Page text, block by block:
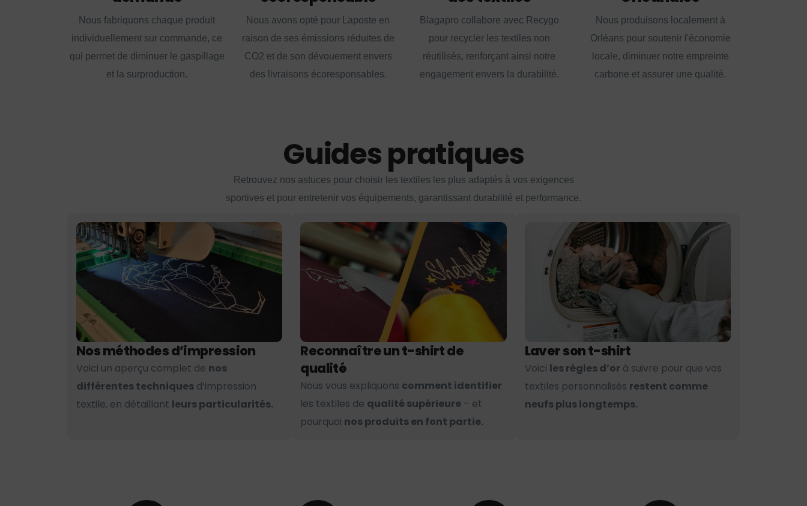
Nous fabriquons chaque produit
individuellement sur commande, ce
qui permet de diminuer le gaspillage
et la surproduction.
Nous avons opté pour Laposte en
raison de ses émissions réduites de
CO2 et de son dévouement envers
des livraisons écoresponsables.
Blagapro collabore avec Recygo
pour recycler les textiles non
réutilisés, renforçant ainsi notre
engagement envers la durabilité.
Nous produisons localement à
Orléans pour soutenir l'économie
locale, diminuer notre empreinte
carbone et assurer une qualité.
Guides pratiques
Retrouvez nos astuces pour choisir les textiles les plus adaptés à vos exigences
sportives et pour entretenir vos équipements, garantissant durabilité et performance.
Nos méthodes d’impression
Voici un aperçu complet de nos
différentes techniques d’impression
textile, en détaillant leurs particularités.
Reconnaître un t-shirt de
qualité
Nous vous expliquons comment identifier
les textiles de qualité supérieure – et
pourquoi nos produits en font partie.
Laver son t-shirt
Voici les règles d’or à suivre pour que vos
textiles personnalisés restent comme
neufs plus longtemps.